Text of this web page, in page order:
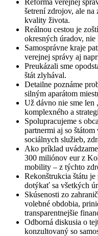
Reforma verejnej
šetrení zdrojov, ale na
kvality života.
Reálnou cestou je
okresných úradov,
Samosprávne kraje
verejnej správy aj
Preukázali sme
štát zlyhával.
Detailne poznáme
silným aparátom
Už dávno nie sme len
komplexného a
Spolupracujeme s
partnermi aj so
sociálnych služieb,
Ako príklad
300 miliónov eur z
mobility – z týchto
Rekonštrukcia štátu
dotýkať sa všetkých
Skúsenosti zo
volebné obdobia,
transparentnejšie
Odborná diskusia o
konzultovaný so